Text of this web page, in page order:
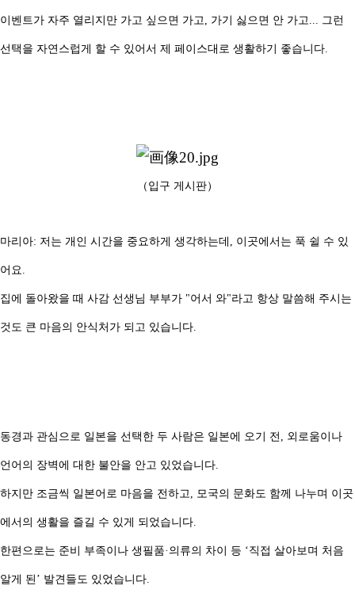
이벤트가 자주 열리지만 가고 싶으면 가고, 가기 싫으면 안 가고... 그런
선택을 자연스럽게 할 수 있어서 제 페이스대로 생활하기 좋습니다.
（입구 게시판）
마리아: 저는 개인 시간을 중요하게 생각하는데, 이곳에서는 푹 쉴 수 있
어요.
집에 돌아왔을 때 사감 선생님 부부가 "어서 와"라고 항상 말씀해 주시는
것도 큰 마음의 안식처가 되고 있습니다.
동경과 관심으로 일본을 선택한 두 사람은 일본에 오기 전, 외로움이나
언어의 장벽에 대한 불안을 안고 있었습니다.
하지만 조금씩 일본어로 마음을 전하고, 모국의 문화도 함께 나누며 이곳
에서의 생활을 즐길 수 있게 되었습니다.
한편으로는 준비 부족이나 생필품·의류의 차이 등 ‘직접 살아보며 처음
알게 된’ 발견들도 있었습니다.